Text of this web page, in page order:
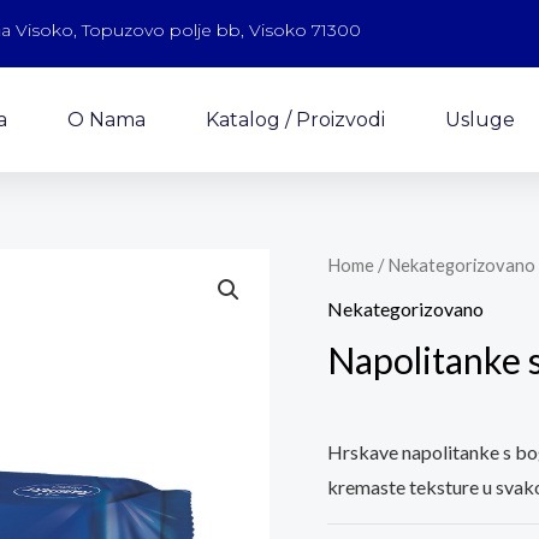
Visoko, Topuzovo polje bb, Visoko 71300
O Nama Katalog / Proizvodi Usluge
Home /Nekategorizovano
Nekategorizovano
Napolitanke
Hrskave napolitanke s
kremaste teksture u